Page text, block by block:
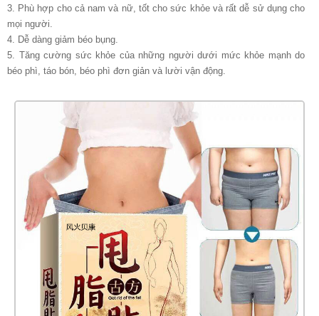
3. Phù hợp cho cả nam và nữ, tốt cho sức khỏe và rất dễ sử dụng cho
mọi người.
4. Dễ dàng giảm béo bụng.
5. Tăng cường sức khỏe của những người dưới mức khỏe mạnh do
béo phì, táo bón, béo phì đơn giản và lười vận động.